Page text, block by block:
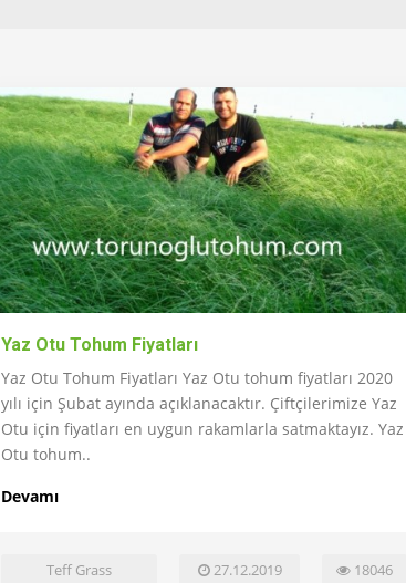
Yaz Otu Tohum Fiyatları
Yaz Otu Tohum Fiyatları Yaz Otu tohum fiyatları 2020
yılı için Şubat ayında açıklanacaktır. Çiftçilerimize Yaz
Otu için fiyatları en uygun rakamlarla satmaktayız. Yaz
Otu tohum..
Devamı
Teff Grass 27.12.2019 18046